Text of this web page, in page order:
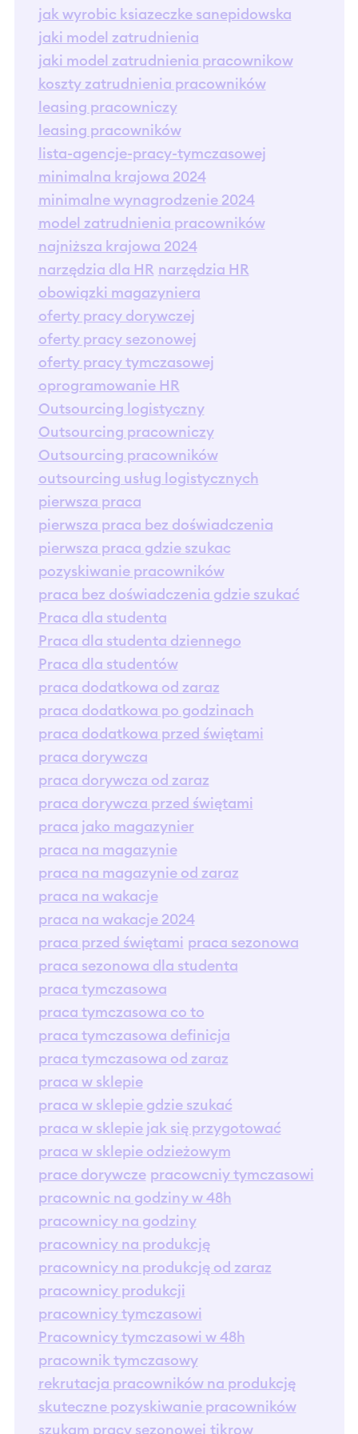
jak wyrobic ksiazeczke sanepidowska
jaki model zatrudnienia
jaki model zatrudnienia pracownikow
koszty zatrudnienia pracowników
leasing pracowniczy
leasing pracowników
lista-agencje-pracy-tymczasowej
minimalna krajowa 2024
minimalne wynagrodzenie 2024
model zatrudnienia pracowników
najniższa krajowa 2024
narzędzia dla HR narzędzia HR
obowiązki magazyniera
oferty pracy dorywczej
oferty pracy sezonowej
oferty pracy tymczasowej
oprogramowanie HR
Outsourcing logistyczny
Outsourcing pracowniczy
Outsourcing pracowników
outsourcing usług logistycznych
pierwsza praca
pierwsza praca bez doświadczenia
pierwsza praca gdzie szukac
pozyskiwanie pracowników
praca bez doświadczenia gdzie szukać
Praca dla studenta
Praca dla studenta dziennego
Praca dla studentów
praca dodatkowa od zaraz
praca dodatkowa po godzinach
praca dodatkowa przed świętami
praca dorywcza
praca dorywcza od zaraz
praca dorywcza przed świętami
praca jako magazynier
praca na magazynie
praca na magazynie od zaraz
praca na wakacje
praca na wakacje 2024
praca przed świętami praca sezonowa
praca sezonowa dla studenta
praca tymczasowa
praca tymczasowa co to
praca tymczasowa definicja
praca tymczasowa od zaraz
praca w sklepie
praca w sklepie gdzie szukać
praca w sklepie jak się przygotować
praca w sklepie odzieżowym
prace dorywcze pracowcniy tymczasowi
pracownic na godziny w 48h
pracownicy na godziny
pracownicy na produkcję
pracownicy na produkcję od zaraz
pracownicy produkcji
pracownicy tymczasowi
Pracownicy tymczasowi w 48h
pracownik tymczasowy
rekrutacja pracowników na produkcję
skuteczne pozyskiwanie pracowników
szukam pracy sezonowej tikrow